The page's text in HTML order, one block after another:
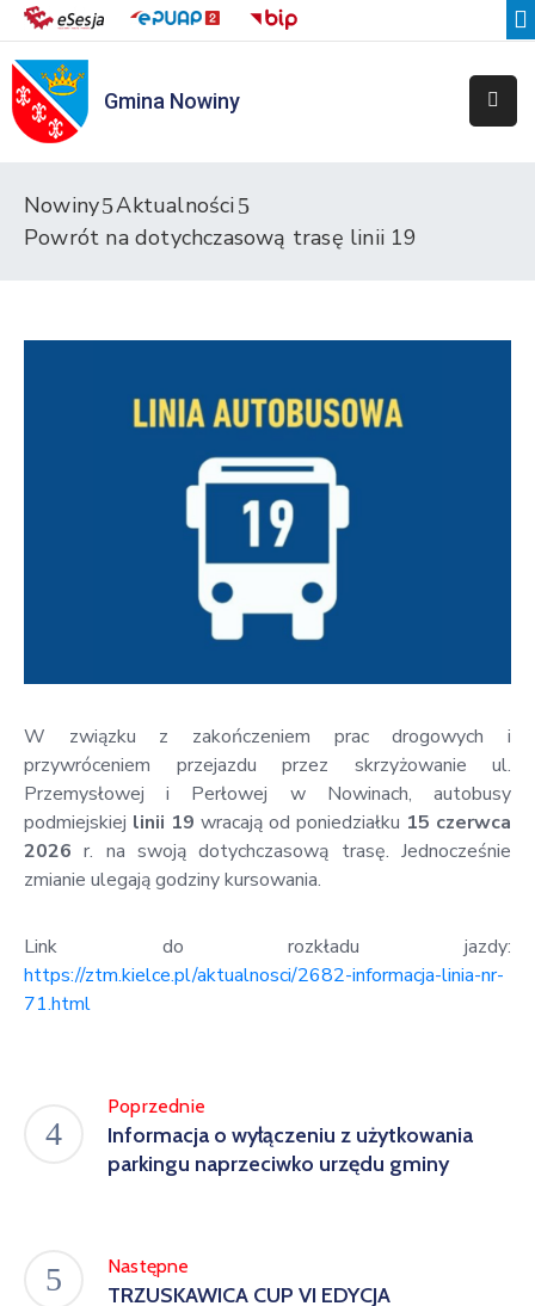
Gmina Nowiny
Liceum
Sportowe
Samorządowe
w
Oświatowych
Bolechowicach
Nowiny
Aktualności
Powrót na dotychczasową trasę linii 19
W związku z zakończeniem prac drogowych i
przywróceniem przejazdu przez skrzyżowanie ul.
Przemysłowej i Perłowej w Nowinach, autobusy
podmiejskiej linii 19 wracają od poniedziałku 15 czerwca
2026 r. na swoją dotychczasową trasę. Jednocześnie
zmianie ulegają godziny kursowania.
Link do rozkładu jazdy:
https://ztm.kielce.pl/aktualnosci/2682-informacja-linia-nr-
71.html
Poprzednie
Informacja o wyłączeniu z użytkowania
parkingu naprzeciwko urzędu gminy
Następne
TRZUSKAWICA CUP VI EDYCJA